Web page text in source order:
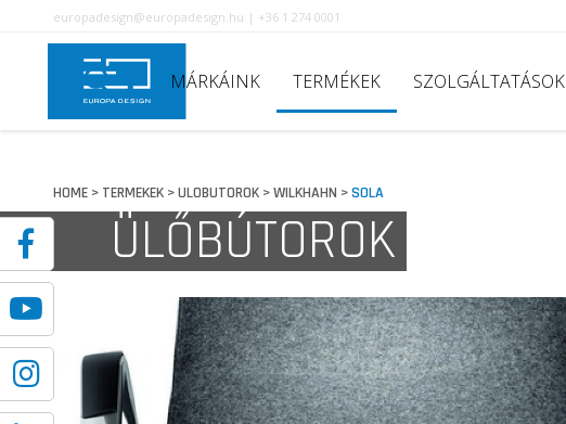
europadesign@europadesign.hu | +36 1 274 0001
MÁRKÁINK TERMÉKEK SZOLGÁLTATÁSOK
HOME> TERMEKEK>ULOBUTOROK>WILKHAHN >SOLA
ÜLŐBÚTOROK